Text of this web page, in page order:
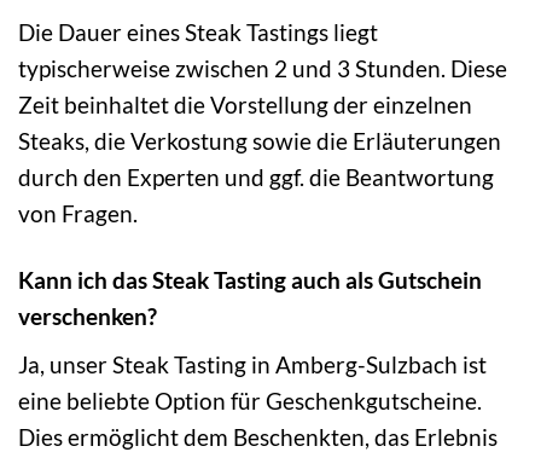
Die Dauer eines Steak Tastings liegt
typischerweise zwischen 2 und 3 Stunden. Diese
Zeit beinhaltet die Vorstellung der einzelnen
Steaks, die Verkostung sowie die Erläuterungen
durch den Experten und ggf. die Beantwortung
von Fragen.
Kann ich das Steak Tasting auch als Gutschein
verschenken?
Ja, unser Steak Tasting in Amberg-Sulzbach ist
eine beliebte Option für Geschenkgutscheine.
Dies ermöglicht dem Beschenkten, das Erlebnis